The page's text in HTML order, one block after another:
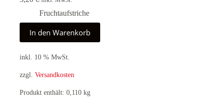
Fruchtaufstriche
In den Warenkorb
inkl. 10 % MwSt.
zzgl. Versandkosten
Produkt enthält: 0,110 kg